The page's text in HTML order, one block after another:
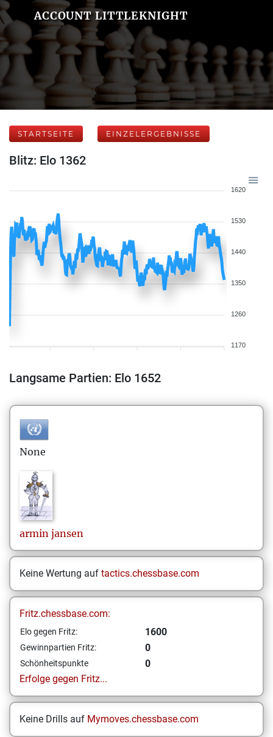
ACCOUNT LITTLEKNIGHT
STARTSEITE EINZELERGEBNISSE
Blitz: Elo 1362
1620
1530
1440
1350
1260
1170
Langsame Partien: Elo 1652
None
armin jansen
Keine Wertung auf tactics.chessbase.com
Fritz.chessbase.com:
Elo gegen Fritz: 1600
Gewinnpartien Fritz: 0
Schönheitspunkte
0
Erfolge gegen Fritz...
Keine Drills auf Mymoves.chessbase.com